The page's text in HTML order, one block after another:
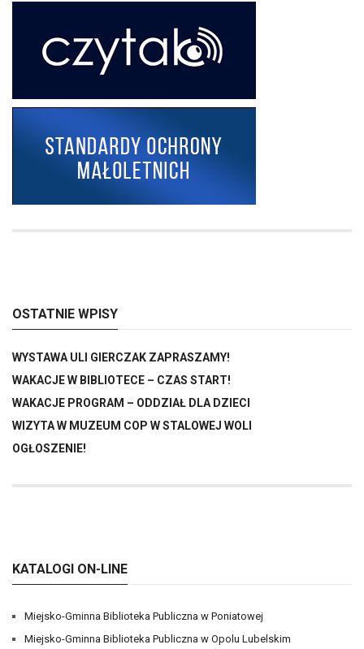
OSTATNIE WPISY
WYSTAWA ULI GIERCZAK ZAPRASZAMY!
WAKACJE W BIBLIOTECE – CZAS START!
WAKACJE PROGRAM – ODDZIAŁ DLA DZIECI
WIZYTA W MUZEUM COP W STALOWEJ WOLI
OGŁOSZENIE!
KATALOGI ON-LINE
Miejsko-Gminna Biblioteka Publiczna w Poniatowej
Miejsko-Gminna Biblioteka Publiczna w Opolu Lubelskim